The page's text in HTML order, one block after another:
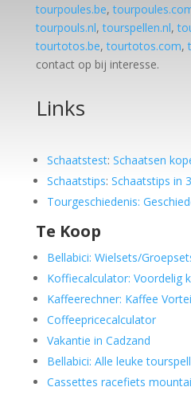
tourpoules.be,
tourpouls.nl,tourspellen.nl,
tourtotos.be,tourtotos.com,
contact op bij interesse.
Links
Schaatstest: Schaatsen
Schaatstips: Schaatstips in
Tourgeschiedenis:
Te Koop
Bellabici: Wielsets/
Koffiecalculator: Voordelig
Kaffeerechner: Kaffee
Coffeepricecalculator
Vakantie in Cadzand
Bellabici: Alle leuke
Cassettes racefiets